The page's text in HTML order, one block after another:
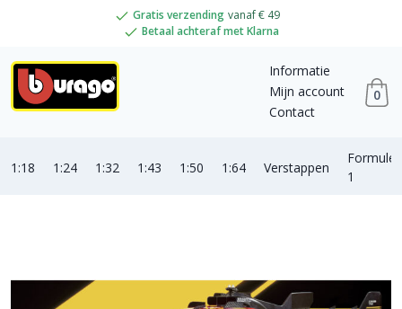
Gratis verzending vanaf € 49
Betaal achteraf met Klarna
Informatie
Mijn account
Contact
0
1:18 1:24 1:32 1:43 1:50 1:64 Verstappen
Formule
1